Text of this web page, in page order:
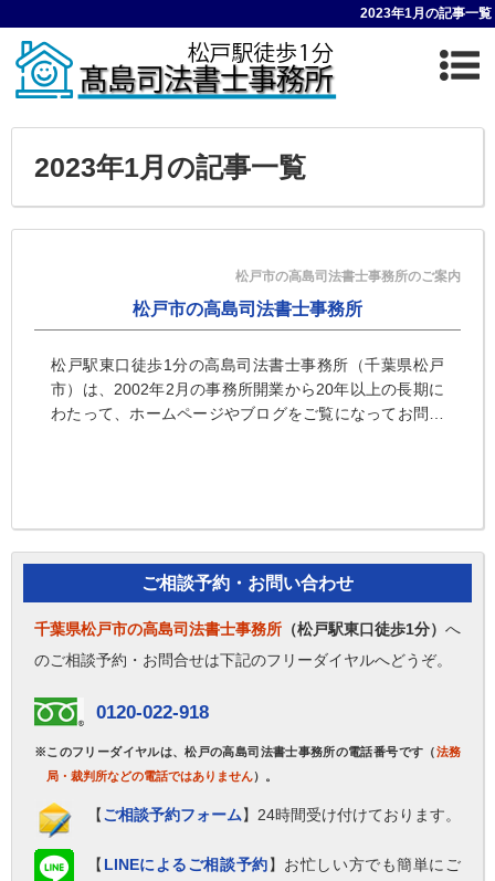
2023年1月の記事一覧
2023年1月の記事一覧
松戸市の高島司法書士事務所のご案内
松戸市の高島司法書士事務所
松戸駅東口徒歩1分の高島司法書士事務所（千葉県松戸
市）は、2002年2月の事務所開業から20年以上の長期に
わたって、ホームページやブログをご覧になってお問い
ご相談予約・お問い合わせ
千葉県松戸市の高島司法書士事務所 （松戸駅東口徒歩1分） へ
のご相談予約・お問合せは下記のフリーダイヤルへどうぞ。
0120-022-918
※このフリーダイヤルは、松戸の高島司法書士事務所の電話番号です（法務
局・裁判所などの電話ではありません）。
【ご相談予約フォーム】24時間受け付けております。
【 LINEによるご相談予約】お忙しい方でも簡単にご